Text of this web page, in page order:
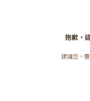
抱歉，
建議您，